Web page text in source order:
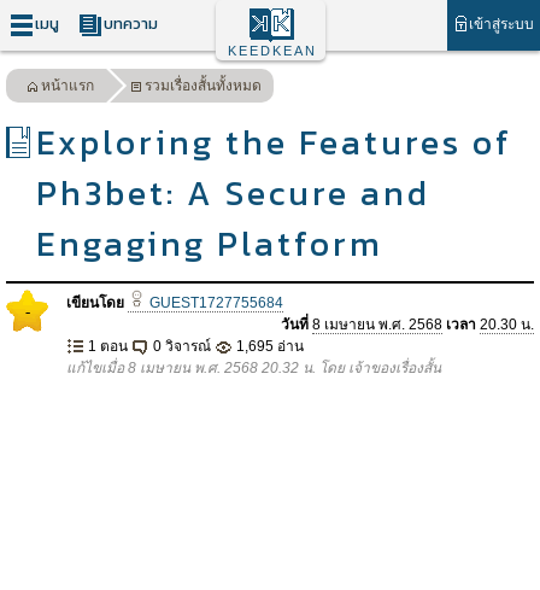
เมนู บทความ เข้าสู่ระบบ
KEEDKEAN
หน้าแรก รวมเรื่องสั้นทั้งหมด
Exploring the Features of
Ph3bet: A Secure and
Engaging Platform
- เขียนโดย
GUEST1727755684
วันที่ 8 เมษายน พ.ศ. 2568 เวลา 20.30 น.
1 ตอน
0 วิจารณ์
1,695 อ่าน
แก้ไขเมื่อ 8 เมษายน พ.ศ. 2568 20.32 น. โดย เจ้าของเรื่องสั้น